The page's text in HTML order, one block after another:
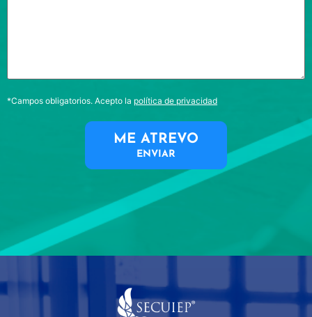
*Campos obligatorios. Acepto la política de privacidad
ME ATREVO
ENVIAR